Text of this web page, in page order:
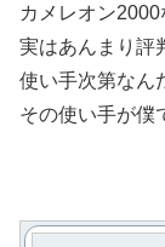
カメレオン2000
実はあんまり評
使い手次第なん
その使い手が僕